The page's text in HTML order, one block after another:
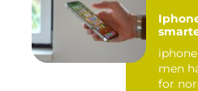
Iphone 14
men
for